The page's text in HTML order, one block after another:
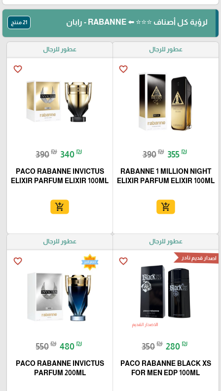
لرؤية كل أصناف ⭐⭐⭐ ⬅️ RABANNE - رابان 21 منتج
عطور للرجال
favorite_border
390₪ 355 ₪
RABANNE 1 MILLION NIGHT
ELIXIR PARFUM ELIXIR 100ML
add_shopping_cart
عطور للرجال
favorite_border
390₪ 340 ₪
PACO RABANNE INVICTUS
ELIXIR PARFUM ELIXIR 100ML
add_shopping_cart
عطور للرجال
favorite_border اصدار قديم نادر
350₪ 280 ₪
PACO RABANNE BLACK XS
FOR MEN EDP 100ML
عطور للرجال
favorite_border
550₪ 480 ₪
PACO RABANNE INVICTUS
PARFUM 200ML